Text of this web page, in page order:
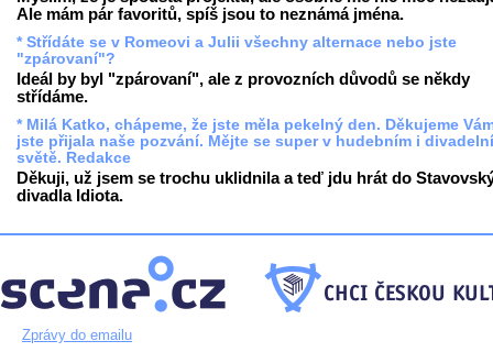
Ale mám pár favoritů, spíš jsou to neznámá jména.
* Střídáte se v Romeovi a Julii všechny alternace nebo jste
"zpárovaní"?
Ideál by byl "zpárovaní", ale z provozních důvodů se někdy
střídáme.
* Milá Katko, chápeme, že jste měla pekelný den. Děkujeme
jste přijala naše pozvání. Mějte se super v hudebním i
světě. Redakce
Děkuji, už jsem se trochu uklidnila a teď jdu hrát do
divadla Idiota.
Zprávy do emailu